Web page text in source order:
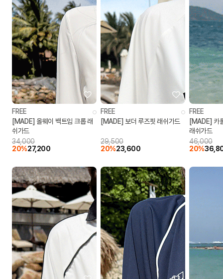
FREE
[MADE] 올웨이 백트임 크롭 래
쉬가드
34,000
20%27,200
FREE
[MADE] 보더 루즈핏 래쉬가드
29,500
20%23,600
FREE
[MADE] 카
래쉬가드
46,000
20%